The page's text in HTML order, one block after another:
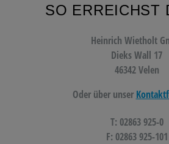
SO ERREICHST
Heinrich Wietholt
Dieks Wall 17
46342 Velen
Oder über unser
T: 02863 925-0
F: 02863 925-101